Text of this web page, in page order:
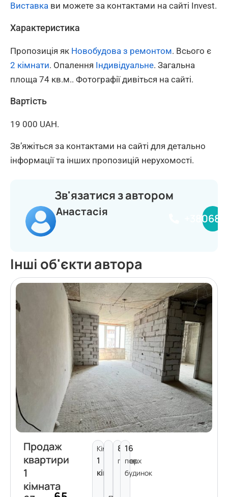
Виставка ви можете за контактами на сайті Invest.
Характеристика
Пропозиція як Новобудова з ремонтом. Всього є
2 кімнати. Опалення Індивідуальне. Загальна
площа 74 кв.м.. Фотографії дивіться на сайті.
Вартість
19 000 UAH.
Зв’яжіться за контактами на сайті для детально
інформації та інших пропозицій нерухомості.
Зв'язатися з автором
Анастасія
Інші об'єкти автора
Продаж
квартири
1
кімната
Кімнат:
1
кімната
8
поверх
16
пов.
будинок